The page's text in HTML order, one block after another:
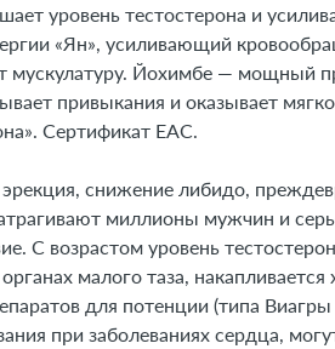
средствами и механизмами
уровень тестостерона и
«Ян», усиливающий
мускулатуру. Йохимбе — мощный
привыкания и оказывает
Сертификат ЕАС.
снижение либидо,
миллионы мужчин и
С возрастом уровень
малого таза, накапливается
для потенции (типа
при заболеваниях сердца,